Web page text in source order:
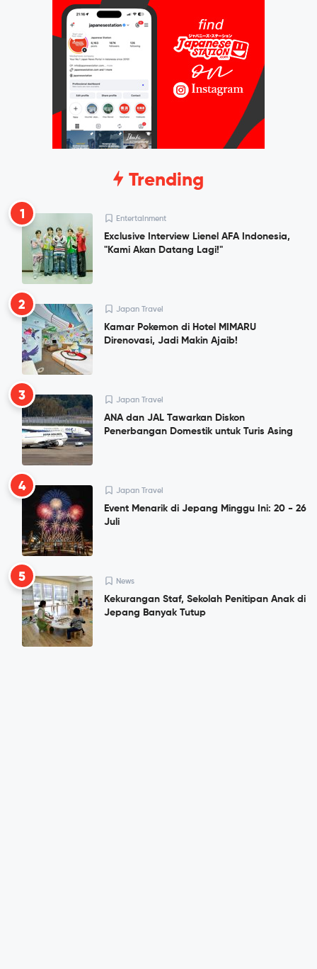
Trending
1 Entertainment
Exclusive Interview Lienel AFA Indonesia,
"Kami Akan Datang Lagi!"
2 Japan Travel
Kamar Pokemon di Hotel MIMARU
Direnovasi, Jadi Makin Ajaib!
3 Japan Travel
ANA dan JAL Tawarkan Diskon
Penerbangan Domestik untuk Turis Asing
4 Japan Travel
Event Menarik di Jepang Minggu Ini: 20 - 26
Juli
5 News
Kekurangan Staf, Sekolah Penitipan Anak di
Jepang Banyak Tutup